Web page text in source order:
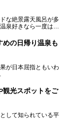
すよ。泊まりでも日
でみてはいかがでし
な絶景露天風呂が多
泉好きなら一度は行
」「栃尾温泉」「新
騨温泉郷と呼びま
いずれも素晴らしい
めの日帰り温泉も
が日本屈指ともいわ
。
観光、買い物と、さ
いきます！
観光スポットをご
して知られている平